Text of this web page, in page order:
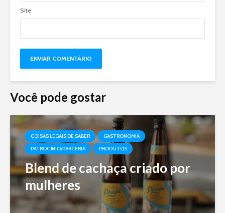
Site
Você pode gostar
COISAS LEGAIS DE SABER
GASTRONOMIA
PATROCÍNIO/PARCERIA
PRODUTOS
Blend de cachaça criado por
mulheres